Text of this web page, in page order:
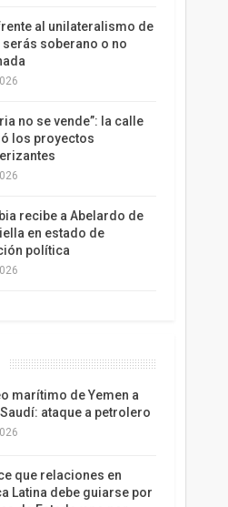
al unilateralismo de
serás soberano o no
no se vende”: la calle
los proyectos
recibe a Abelardo de
en estado de
política
marítimo de Yemen a
ataque a petrolero
que relaciones en
Latina debe guiarse por